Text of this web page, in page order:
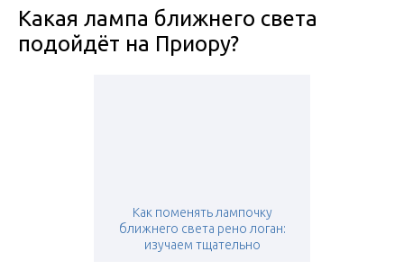
Какая лампа ближнего света
подойдёт на Приору?
Как поменять лампочку
ближнего света рено логан:
изучаем тщательно